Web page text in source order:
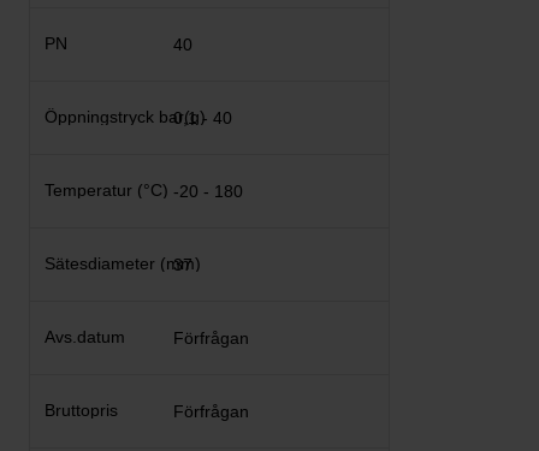
40
0,1 - 40
-20 - 180
37
Förfrågan
Förfrågan